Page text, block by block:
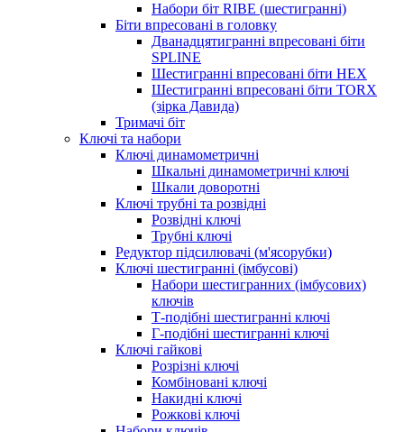
Набори біт RIBE (шестигранні)
Біти впресовані в головку
Дванадцятигранні впресовані біти
SPLINE
Шестигранні впресовані біти HEX
Шестигранні впресовані біти TORX
(зірка Давида)
Тримачі біт
Ключі та набори
Ключі динамометричні
Шкальні динамометричні ключі
Шкали доворотні
Ключі трубні та розвідні
Розвідні ключі
Трубні ключі
Редуктор підсилювачі (м'ясорубки)
Ключі шестигранні (імбусові)
Набори шестигранних (імбусових)
ключів
Т-подібні шестигранні ключі
Г-подібні шестигранні ключі
Ключі гайкові
Розрізні ключі
Комбіновані ключі
Накидні ключі
Рожкові ключі